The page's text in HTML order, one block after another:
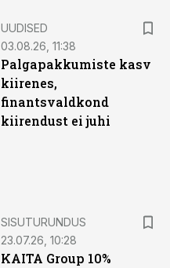
UUDISED
03.08.26, 11:38
Palgapakkumiste kasv
kiirenes,
finantsvaldkond
kiirendust ei juhi
SISUTURUNDUS
23.07.26, 10:28
KAITA Group 10%